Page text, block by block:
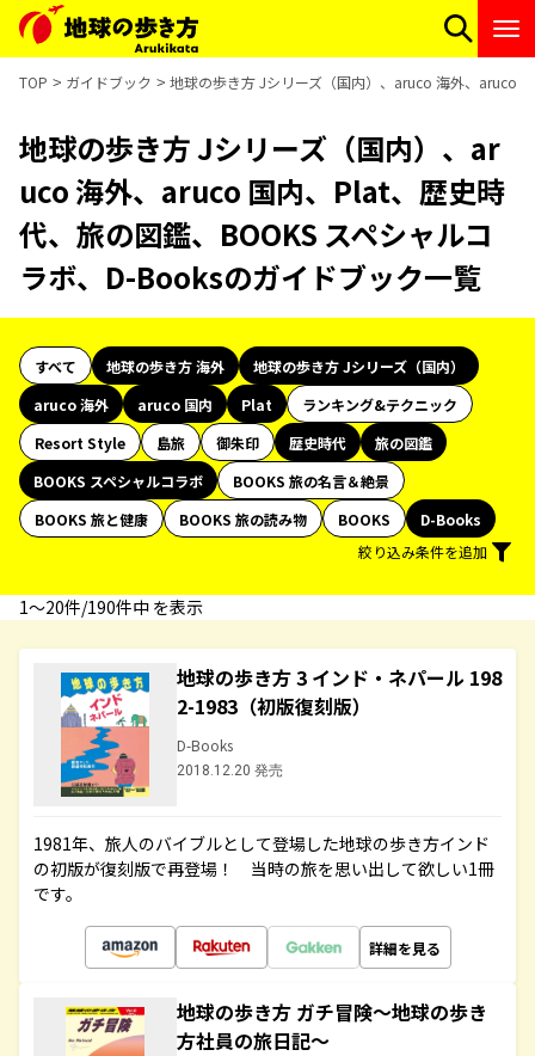
TOP ガイドブック 地球の歩き方 Jシリーズ（国内）、aruco 海外、aruco
地球の歩き方 Jシリーズ（国内）、ar
uco 海外、aruco 国内、Plat、歴史時
代、旅の図鑑、BOOKS スペシャルコ
ラボ、D-Booksのガイドブック一覧
すべて 地球の歩き方 海外
地球の歩き方 Jシリーズ（国内）
aruco 海外
aruco 国内 Plat
ランキング&テクニック
Resort Style
島旅 御朱印 歴史時代
旅の図鑑
BOOKS スペシャルコラボ
BOOKS 旅の名言＆絶景
BOOKS 旅と健康
BOOKS 旅の読み物 BOOKS
D-Books
絞り込み条件を追加
1〜20件/190件中 を表示
地球の歩き方 3 インド・ネパール 198
2-1983（初版復刻版）
D-Books
2018.12.20 発売
1981年、旅人のバイブルとして登場した地球の歩き方インド
の初版が復刻版で再登場！ 当時の旅を思い出して欲しい1冊
です。
詳細を見る
地球の歩き方 ガチ冒険～地球の歩き
方社員の旅日記～